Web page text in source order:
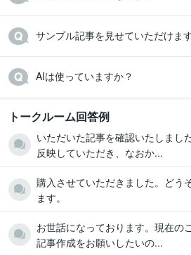
サンプル記事を見せていただけま
AIは使っていますか？
トークルーム回答例
いただいた記事を確認いたしまし
反映していただき、なおか...
購入させていただきました。どう
ます。
お世話になっております。現在の
記事作成をお願いしたいの...